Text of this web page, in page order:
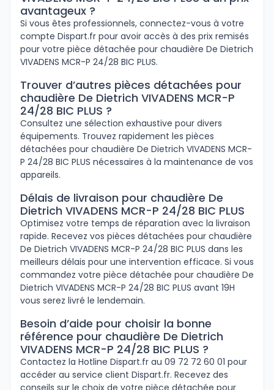
avantageux ?
Si vous êtes professionnels, connectez-vous à votre
compte Dispart.fr pour avoir accès à des prix remisés
pour votre pièce détachée pour chaudière De Dietrich
VIVADENS MCR-P 24/28 BIC PLUS.
Trouver d’autres pièces détachées pour
chaudière De Dietrich VIVADENS MCR-P
24/28 BIC PLUS ?
Consultez une sélection exhaustive pour divers
équipements. Trouvez rapidement les pièces
détachées pour chaudière De Dietrich VIVADENS MCR-
P 24/28 BIC PLUS nécessaires à la maintenance de vos
appareils.
Délais de livraison pour chaudière De
Dietrich VIVADENS MCR-P 24/28 BIC PLUS
Optimisez votre temps de réparation avec la livraison
rapide. Recevez vos pièces détachées pour chaudière
De Dietrich VIVADENS MCR-P 24/28 BIC PLUS dans les
meilleurs délais pour une intervention efficace. Si vous
commandez votre pièce détachée pour chaudière De
Dietrich VIVADENS MCR-P 24/28 BIC PLUS avant 19H
vous serez livré le lendemain.
Besoin d’aide pour choisir la bonne
référence pour chaudière De Dietrich
VIVADENS MCR-P 24/28 BIC PLUS ?
Contactez la Hotline Dispart.fr au 09 72 72 60 01 pour
accéder au service client Dispart.fr. Recevez des
conseils sur le choix de votre pièce détachée pour